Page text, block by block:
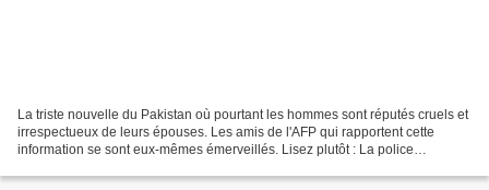
La triste nouvelle du Pakistan où pourtant les hommes sont réputés cruels et
irrespectueux de leurs épouses. Les amis de l'AFP qui rapportent cette
information se sont eux-mêmes émerveillés. Lisez plutôt : La police